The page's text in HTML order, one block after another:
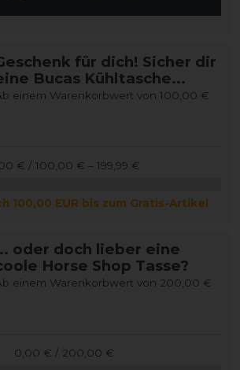
für dich! Sicher dir
Bucas Kühltasche...
einem Warenkorbwert von 100,00 €
€ / 100,00 € – 199,99 €
100,00 EUR bis zum Gratis-Artikel
oder doch lieber eine
Horse Shop Tasse?
einem Warenkorbwert von 200,00 €
0,00 € / 200,00 €